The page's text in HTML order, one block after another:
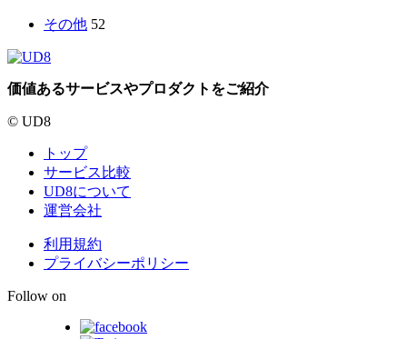
その他 52
価値あるサービスやプロダクトをご紹介
© UD8
トップ
サービス比較
UD8について
運営会社
利用規約
プライバシーポリシー
Follow on